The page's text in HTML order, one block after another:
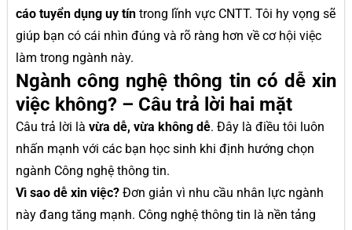
cáo tuyển dụng uy tín trong lĩnh vực CNTT. Tôi hy vọng sẽ
giúp bạn có cái nhìn đúng và rõ ràng hơn về cơ hội việc
làm trong ngành này.
Ngành công nghệ thông tin có dễ xin
việc không? – Câu trả lời hai mặt
Câu trả lời là vừa dễ, vừa không dễ. Đây là điều tôi luôn
nhấn mạnh với các bạn học sinh khi định hướng chọn
ngành Công nghệ thông tin.
Vì sao dễ xin việc? Đơn giản vì nhu cầu nhân lực ngành
này đang tăng mạnh. Công nghệ thông tin là nền tảng